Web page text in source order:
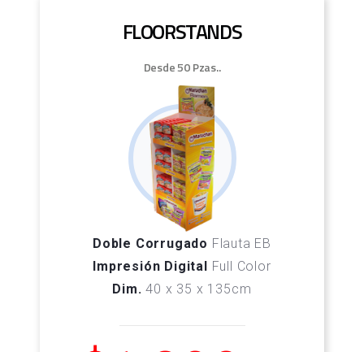
FLOORSTANDS
Desde 50 Pzas..
Doble Corrugado Flauta EB
Impresión Digital
Full Color
Dim. 40 x 35 x 135cm